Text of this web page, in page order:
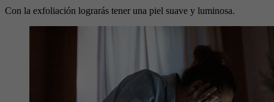
Con la exfoliación lograrás tener una piel suave y luminosa.